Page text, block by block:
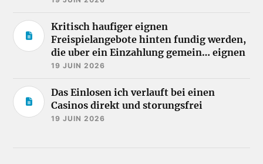
Kritisch haufiger eignen
Freispielangebote hinten fundig werden,
die uber ein Einzahlung gemein… eignen
19 JUIN 2026
Das Einlosen ich verlauft bei einen
Casinos direkt und storungsfrei
19 JUIN 2026